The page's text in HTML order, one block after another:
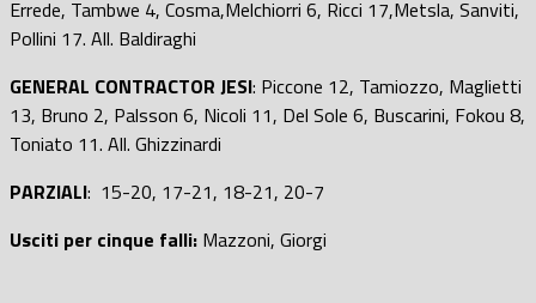
Errede, Tambwe 4, Cosma,Melchiorri 6, Ricci 17,Metsla, Sanviti,
Pollini 17. All. Baldiraghi
GENERAL CONTRACTOR JESI: Piccone 12, Tamiozzo, Maglietti
13, Bruno 2, Palsson 6, Nicoli 11, Del Sole 6, Buscarini, Fokou 8,
Toniato 11. All. Ghizzinardi
PARZIALI: 15-20, 17-21, 18-21, 20-7
Usciti per cinque falli: Mazzoni, Giorgi